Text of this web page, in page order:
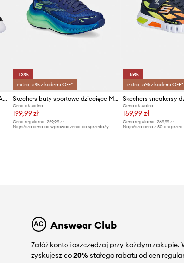
Skechers sneakersy dziecięce DYNA-LITE-TURBO-BRISK BUDDIES
-13%
extra -5% z kodem: OFF*
Skechers buty sportowe dziecięce MAX CUSHIONING ASCENDER - STA
Cena aktualna:
199,99 zł
Cena regularna: 229,99 zł
Najniższa cena od wprowadzenia do sprzedaży:
-15%
extra -5% z kodem: OFF*
Cena aktualna:
159,99 zł
Cena regularna:269,99 zł
Najniższa cena z 30 dni przed
Answear Club
Załóż konto i oszczędzaj przy każdym zakupie.
zyskujesz do20%stałego rabatu od cen